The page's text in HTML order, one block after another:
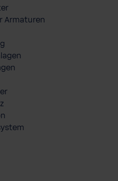
Armaturen